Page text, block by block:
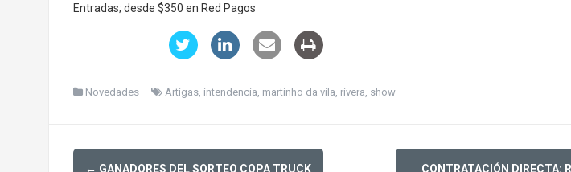
Entradas; desde $350 en Red Pagos
Novedades Artigas, intendencia martinho da vila rivera show
Post
← GANADORES DEL SORTEO COPA TRUCK CONTRATACIÓN DIRECTA: